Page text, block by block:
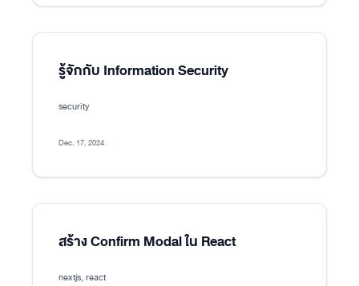
รู้จักกับ Information Security
security
Dec. 17, 2024
สร้าง Confirm Modal ใน React
nextjs, react